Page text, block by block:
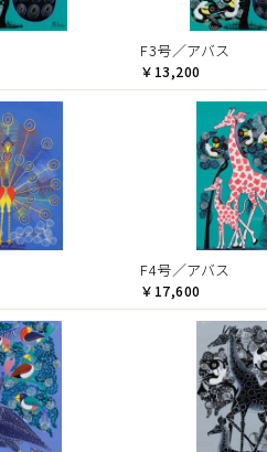
F3号／アバス
￥13,200
F4号／アバス
￥17,600